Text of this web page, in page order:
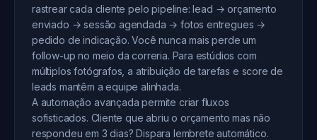
rastrear cada cliente pelo pipeline: lead → orçamento
enviado → sessão agendada → fotos entregues →
pedido de indicação. Você nunca mais perde um
follow-up no meio da correria. Para estúdios com
múltiplos fotógrafos, a atribuição de tarefas e score de
leads mantêm a equipe alinhada.
A automação avançada permite criar fluxos
sofisticados. Cliente que abriu o orçamento mas não
respondeu em 3 dias? Dispara lembrete automático.